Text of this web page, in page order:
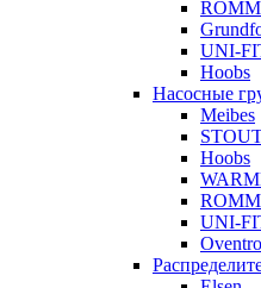
UNI-
Hoobs
Насосные
Meibes
Hoobs
UNI-